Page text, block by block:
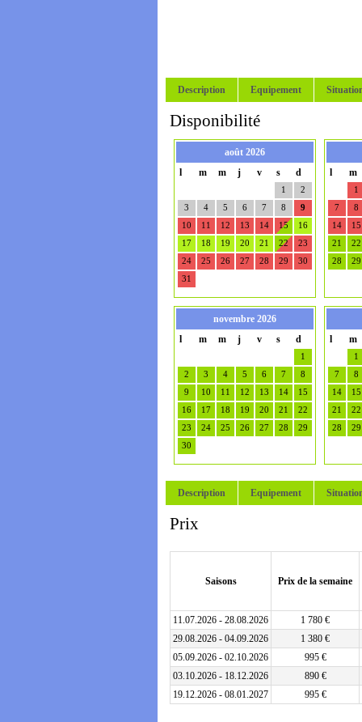
Description Equipement
Disponibilité
août 2026
l
m m j v s d
1
2
3
4 5 6 7 8
9
10
11 12 13 14 15
16
17
18 19 20 21 22
23
24
25 26 27 28 29
30
31
l m
1
7
8
14
15
21
22
28
29
novembre 2026
l
m m j v s d
1
2
3 4 5 6 7
8
9
10 11 12 13 14
15
16
17 18 19 20 21
22
23
24 25 26 27 28
29
30
l m
1
7
8
14
15
21
22
28
29
Description Equipement
Prix
Saisons Prix de la semaine
11.07.2026 - 28.08.2026
1 780 €
29.08.2026 - 04.09.2026
1 380 €
05.09.2026 - 02.10.2026
995 €
03.10.2026 - 18.12.2026
890 €
19.12.2026 - 08.01.2027
995 €